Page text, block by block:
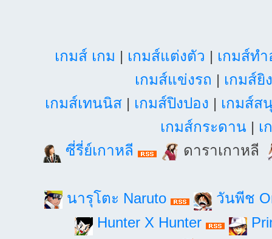
เกมส์ เกม | เกมส์แต่งตัว | เกมส์ท
เกมส์แข่งรถ | เกมส์ยิ
เกมส์เทนนิส| เกมส์ปิงปอง | เกมส์ส
เกมส์กระดาน | เ
ซี่รี่ย์เกาหลี
ดาราเกาหลี
นารุโตะ Naruto
วันพีช
Hunter X Hunter